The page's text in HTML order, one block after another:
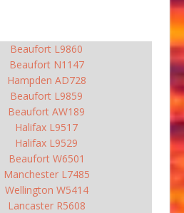
Beaufort L9860
Beaufort N1147
Hampden AD728
Beaufort L9859
Beaufort AW189
Halifax L9517
Halifax L9529
Beaufort W6501
Manchester L7485
Wellington W5414
Lancaster R5608